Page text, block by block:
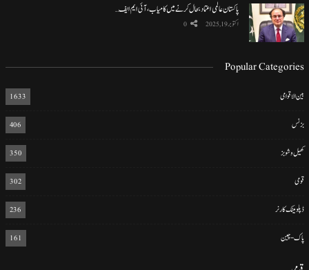
پاکستان عالمی اعتماد بحال کرنے میں کامیاب، آئی ایم ایف…
اکتوبر 19, 2025 0
Popular Categories
بین الاقوامی 1633
بزنس 406
کھیل و شوبز 350
قومی 302
ڈپلومیٹک کارنر 236
پاک-چین 161